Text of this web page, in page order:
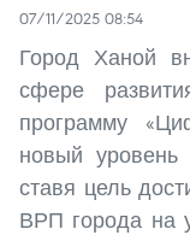
07/11/2025 08:54
Город Ханой
сфере
программу
новый уровень
ставя цель
ВРП города на